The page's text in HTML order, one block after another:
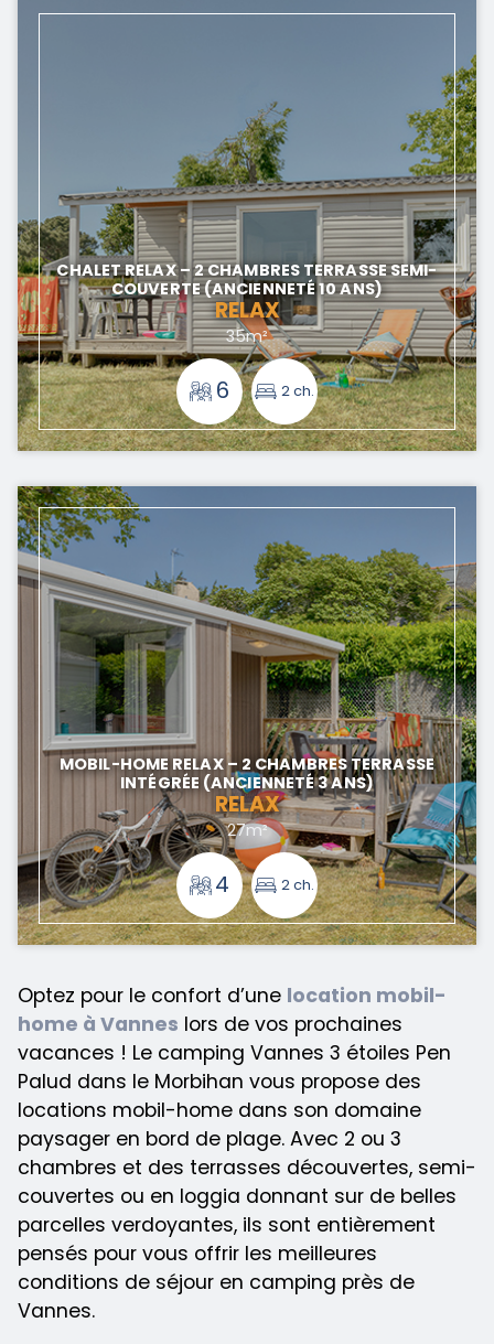
CHALET RELAX – 2 CHAMBRES TERRASSE SEMI-
COUVERTE (ANCIENNETÉ 10 ANS)
RELAX
35m²
6 2 ch.
MOBIL-HOME RELAX – 2 CHAMBRES TERRASSE
INTÉGRÉE (ANCIENNETÉ 3 ANS)
RELAX
27m²
4 2 ch.
Optez pour le confort d’une location mobil-
home à Vannes lors de vos prochaines
vacances ! Le camping Vannes 3 étoiles Pen
Palud dans le Morbihan vous propose des
locations mobil-home dans son domaine
paysager en bord de plage. Avec 2 ou 3
chambres et des terrasses découvertes, semi-
couvertes ou en loggia donnant sur de belles
parcelles verdoyantes, ils sont entièrement
pensés pour vous offrir les meilleures
conditions de séjour en camping près de
Vannes.